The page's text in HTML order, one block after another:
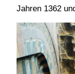
Jahren 1362